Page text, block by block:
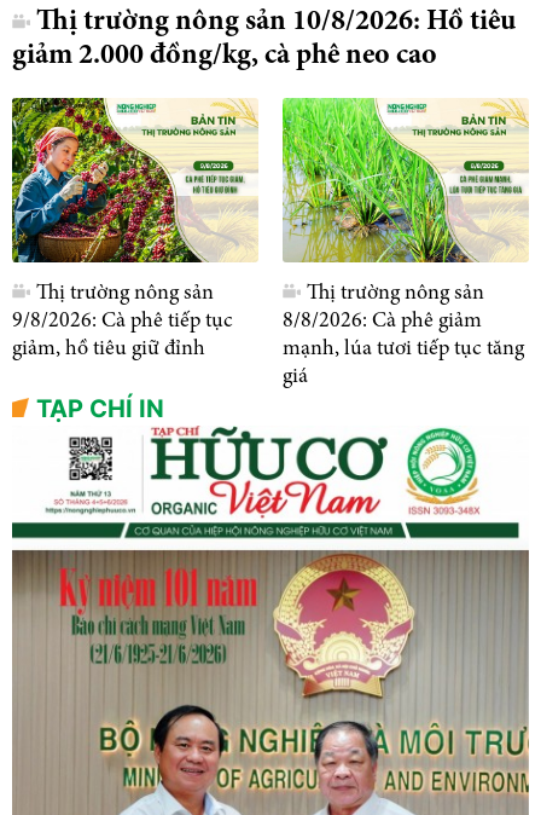
Thị trường nông sản 10/8/2026: Hồ tiêu
giảm 2.000 đồng/kg, cà phê neo cao
Thị trường nông sản
9/8/2026: Cà phê tiếp tục
giảm, hồ tiêu giữ đỉnh
Thị trường nông sản
8/8/2026: Cà phê giảm
mạnh, lúa tươi tiếp tục tăng
giá
TẠP CHÍ IN